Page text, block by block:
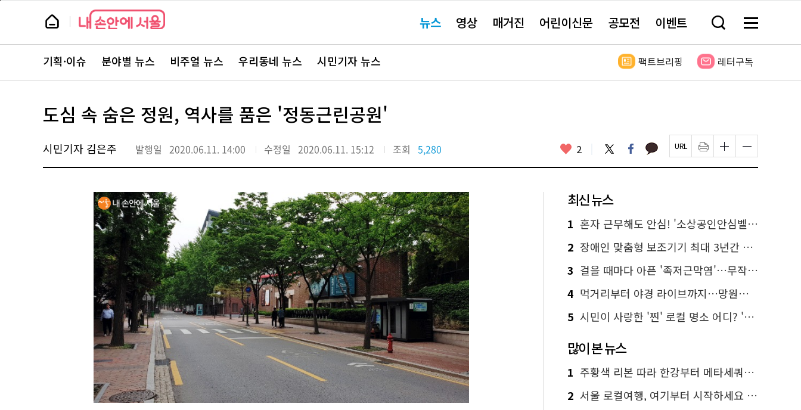
본
뉴
스 요뉴스 영상 매거진 어린이신문 공모전 이벤트 검
창
기
메
전
보
뉴
스
주
서
바
로
기획·이슈 분야별 뉴스 비주얼 뉴스 우리동네 뉴스 시민기자 뉴스 팩트브리핑 레터구독
도심 속 숨은 정원, 역사를 품은 '정동근린공원'
시민기자 김은주 발행일 2020.06.11. 14:00 수정일 2020.06.11. 15:12 조회 5,280 좋
요
2 트
위
터
페
이
스
카
카 페
이
지
인
쇄
하
글
자
크
하
기
글
자
크
하
기
최신 뉴스
1 혼자 근무해도 안심! '소상공인안심벨' 신청하세요
2 장애인 맞춤형 보조기기 최대 3년간 무상 대여…삶의 질 높인다
3 걸을 때마다 아픈 '족저근막염'…무작정 참지 말고 '이것' 해보세요!
4 먹거리부터 야경 라이브까지…망원한강공원 알짜 코스
5 시민이 사랑한 '찐' 로컬 명소 어디? '서울에디션25' 추천 코스
많이 본 뉴스
1 주황색 리본 따라 한강부터 메타세쿼이아 숲길까지…서울둘레길 15코스
2 서울 로컬여행, 여기부터 시작하세요 '서울에디션25'
페